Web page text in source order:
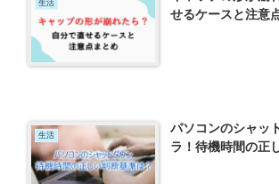
生活
せるケースと注意
生活
パソコンのシャッ
ラ！待機時間の正